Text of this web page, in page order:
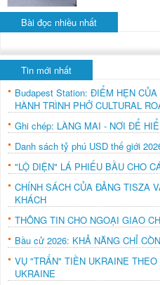
Bài đọc nhiều nhất
Tin mới nhất
Budapest Station: ĐIỂM HẸN
HÀNH TRÌNH PHỞ CULTURAL
Ghi chép: LÀNG MAI - NƠI ĐỂ
Danh sách tỷ phú USD thế giới
"LỘ DIỆN" LÁ PHIẾU BẦU CHO
CHÍNH SÁCH CỦA ĐẢNG TISZA
KHÁCH
THÔNG TIN CHO NGOẠI GIAO
Bầu cử 2026: KHẢ NĂNG CHỈ
VỤ "TRẤN" TIỀN UKRAINE
UKRAINE